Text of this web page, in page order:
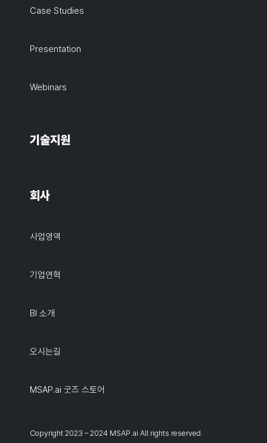
Case Studies
Presentation
Webinars
기술지원
회사
사업영역
기업연혁
BI 소개
오시는길
MSAP.ai 굿즈 스토어
Copyright 2023 – 2024 MSAP.ai All rights reserved.